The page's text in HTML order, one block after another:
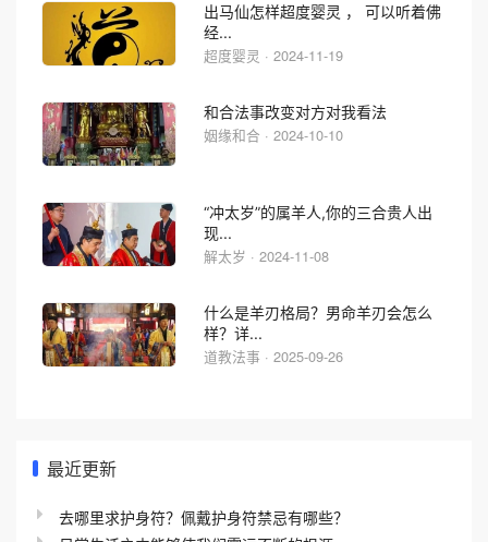
出马仙怎样超度婴灵 ， 可以听着佛
经...
超度婴灵 · 2024-11-19
和合法事改变对方对我看法
姻缘和合 · 2024-10-10
“冲太岁”的属羊人,你的三合贵人出
现...
解太岁 · 2024-11-08
什么是羊刃格局？男命羊刃会怎么
样？详...
道教法事 · 2025-09-26
最近更新
去哪里求护身符？佩戴护身符禁忌有哪些？